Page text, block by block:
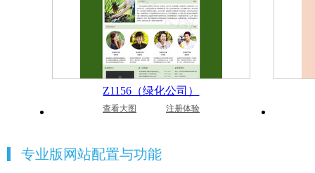
Z1156（绿化公司）
查看大图 注册体验
专业版网站配置与功能